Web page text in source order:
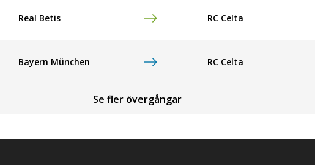
Real Betis RC Celta
Bayern München RC Celta
Se fler övergångar